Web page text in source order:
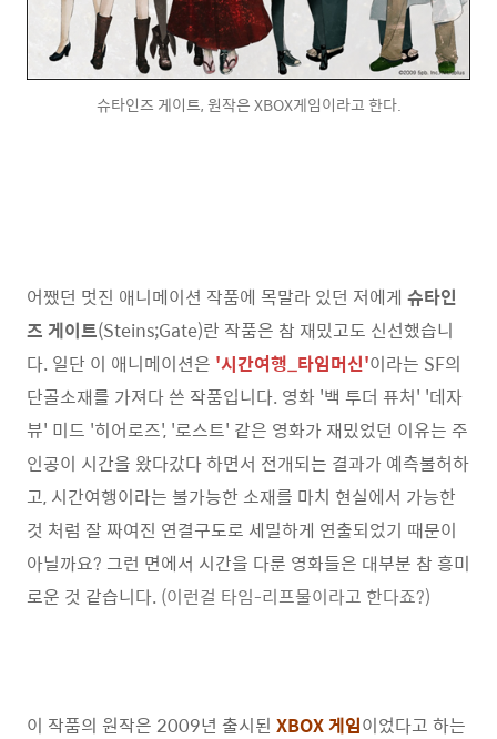
슈타인즈 게이트, 원작은 XBOX게임이라고 한다.
어쨌던 멋진 애니메이션 작품에 목말라 있던 저에게 슈타인
즈 게이트(Steins;Gate)란 작품은 참 재밌고도 신선했습니
다. 일단 이 애니메이션은 '시간여행_타임머신'이라는 SF의
단골소재를 가져다 쓴 작품입니다. 영화 '백 투더 퓨처' '데자
뷰' 미드 '히어로즈', '로스트' 같은 영화가 재밌었던 이유는 주
인공이 시간을 왔다갔다 하면서 전개되는 결과가 예측불허하
고, 시간여행이라는 불가능한 소재를 마치 현실에서 가능한
것 처럼 잘 짜여진 연결구도로 세밀하게 연출되었기 때문이
아닐까요? 그런 면에서 시간을 다룬 영화들은 대부분 참 흥미
로운 것 같습니다. (이런걸 타임-리프물이라고 한다죠?)
이 작품의 원작은 2009년 출시된 XBOX게임이었다고 하는